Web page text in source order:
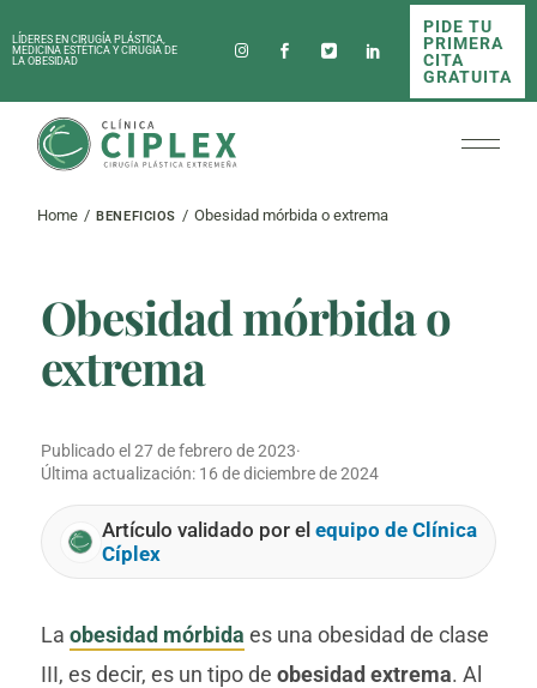
to
theLÍDERES EN CIRUGÍA PLÁSTICA,
MEDICINA ESTÉTICA Y CIRUGÍA DE
LA OBESIDAD
PIDE TU
PRIMERA
CITA
GRATUITA
Home BENEFICIOS Obesidad mórbida o extrema
Obesidad mórbida o
extrema
Publicado el 27 de febrero de 2023·
Última actualización: 16 de diciembre de 2024
Artículo validado por el equipo de Clínica
Cíplex
La obesidad mórbida es una obesidad de clase
III, es decir, es un tipo de obesidad extrema. Al